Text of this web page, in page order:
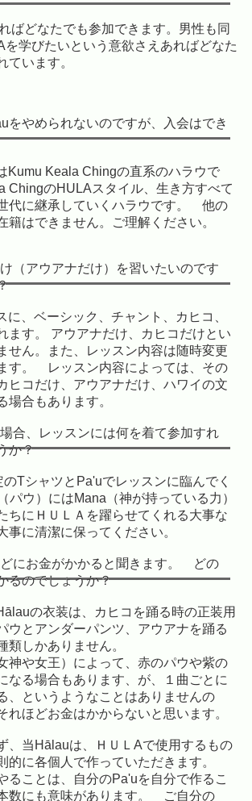
ばどなたでも参加できます。男性も同
学びたいという意欲さえあればどなた
ています。
やめられないのですが、入会はでき
Kumu Keala Chingの直系のハラウで
ChingのHULAスタイル、生き方すべて
代に継承していくハラウです。 他の
籍はできません。ご理解ください。
アウアナだけ）を習いたいのです
、ベーシック、チャント、カヒコ、
ます。 アウアナだけ、カヒコだけとい
せん。また、レッスン内容は随時変更
す。 レッスン内容によっては、その
ヒコだけ、アウアナだけ、ハワイの文
場合もあります。
、レッスンには何を着て参加すれ
か？
TシャツとPa'uでレッスンに臨んでく
ウ）にはMana（神が持っている力）
ちにＨＵＬＡを躍らせてくれる大事な
事に清潔に保ってください。
にお金がかかると聞きます。 どの
るのでしょうか？
の衣装は、カヒコを踊る時の正装用
ウとアンダーパンツ、アウアナを踊る
類しかありません。
や女王）によって、赤のパウや紫の
なる場合もあります、が、１曲ごとに
、というようなことはありませんの
れほどお金はかからないと思います。
当Hālauは、ＨＵＬAで使用するもの
的に各個人で作っていただきます。
ることは、自分のPa'uを自分で作るこ
数にも意味があります。 ご自分の